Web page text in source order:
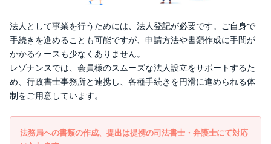
法人として事業を行うためには、法人登記が必要です。ご自身で
手続きを進めることも可能ですが、申請方法や書類作成に手間が
かかるケースも少なくありません。
レゾナンスでは、会員様のスムーズな法人設立をサポートするた
め、行政書士事務所と連携し、各種手続きを円滑に進められる体
制をご用意しています。
法務局への書類の作成、提出は提携の司法書士・弁護士にて対応